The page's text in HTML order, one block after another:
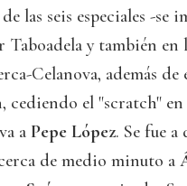
las seis especiales -se
Taboadela y también en
Celanova, además de
cediendo el "scratch"
a Pepe López. Se fue
de medio minuto a